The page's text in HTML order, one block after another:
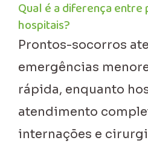
Qual é a diferença
hospitais?
Prontos-socorros
emergências
rápida, enquanto
atendimento
internações e